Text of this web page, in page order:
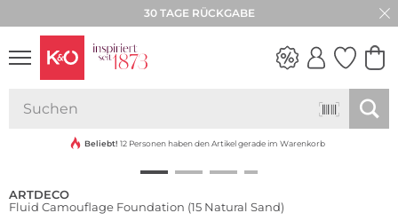
30 TAGE RÜCKGABE
VIBES
Beliebt! 12 Personen haben den Artikel gerade im Warenkorb
ARTDECO
Fluid Camouflage Foundation (15 Natural Sand)